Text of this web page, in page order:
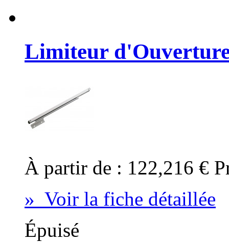
Limiteur
À partir de : 122,216 €
» Voir la fiche détaillée
Épuisé